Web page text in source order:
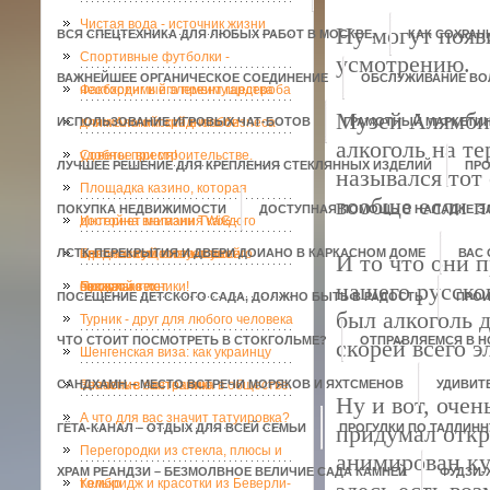
ВСЯ СПЕЦТЕХНИКА ДЛЯ ЛЮБЫХ РАБОТ В МОСКВЕ. КАК
ВАЖНЕЙШЕЕ ОРГАНИЧЕСКОЕ СОЕДИНЕНИЕ ОБСЛУЖИВАНИЕ
ИСПОЛЬЗОВАНИЕ ИГРОВЫХ ЧАТ-БОТОВ ГРАМОТНЫЙ
ЛУЧШЕЕ РЕШЕНИЕ ДЛЯ КРЕПЛЕНИЯ СТЕКЛЯННЫХ ИЗДЕЛИЙ
ПОКУПКА НЕДВИЖИМОСТИ ДОСТУПНАЯ ПОМОЩЬ В НАЛАДКЕ
ЛСТК-ПЕРЕКРЫТИЯ И ДВЕРИ ДОИАНО В КАРКАСНОМ ДОМЕ ВАС
ПОСЕЩЕНИЕ ДЕТСКОГО САДА, ДОЛЖНО БЫТЬ В РАДОСТЬ
ЧТО СТОИТ ПОСМОТРЕТЬ В СТОКГОЛЬМЕ? ОТПРАВЛЯЕМСЯ В
САНДХАМН – МЕСТО ВСТРЕЧИ МОРЯКОВ И ЯХТСМЕНОВ
ГЁТА-КАНАЛ – ОТДЫХ ДЛЯ ВСЕЙ СЕМЬИ ПРОГУЛКИ ПО
ХРАМ РЕАНДЗИ – БЕЗМОЛВНОЕ ВЕЛИЧИЕ САДА КАМНЕЙ ФУДЗИ-
Чистая вода - источник жизни
Спортивные футболки -
необходимый элемент гардероба
Факторинг и его преимущества
для малого и среднего бизнеса
Учим Английский в любое
удобное время!
Советы при строительстве.
Площадка казино, которая
достойна внимания каждого
игрока и существует уже
несколько лет
Интернет магазин TWiG -
продлеваем жизнь вашей
бытовой техники!
Безопасный глоток свежего
воздуха
Прокат авто
Турник - друг для любого человека
Шенгенская виза: как украинцу
попасть в Австралию
Значение сантехника в обществе.
А что для вас значит татуировка?
Перегородки из стекла, плюсы и
только
Кембридж и красотки из Беверли-
Ну могут
усмотрению.
Музей
алкоголь на
назывался
вообще если
И то что они
нашего
был алкоголь
скорей всего
Ну и вот,
придумал
анимирован